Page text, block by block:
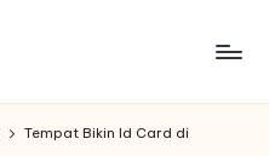
Tempat Bikin Id Card di